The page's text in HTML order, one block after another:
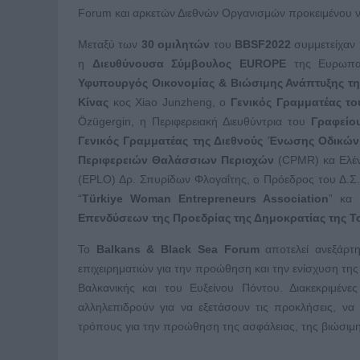
Forum και αρκετών Διεθνών Οργανισμών προκειμένου
Μεταξύ των 30 ομιλητών του BBSF2022
η Διευθύνουσα Σύμβουλος EUROPE της
Υφυπουργός Οικονομίας & Βιώσιμης Ανάπτυξης
Κίνας κος Xiao Junzheng, ο Γενικός Γραμματέας
Özügergin, η Περιφερειακή Διευθύντρια του
Γενικός Γραμματέας της Διεθνούς Ένωσης
Περιφερειών Θαλάσσιων Περιοχών (CPMR) κα
(EPLO) Δρ. Σπυρίδων Φλογαΐτης, ο Πρόεδρος του
“Türkiye Woman Entrepreneurs Association” κα
Επενδύσεων της Προεδρίας της Δημοκρατίας της
Το Balkans & Black Sea Forum αποτελεί
επιχειρηματιών για την προώθηση και την ενίσχυση
Βαλκανικής και του Ευξείνου Πόντου.
αλληλεπιδρούν για να εξετάσουν τις προκλήσεις,
τρόπους για την προώθηση της ασφάλειας, της